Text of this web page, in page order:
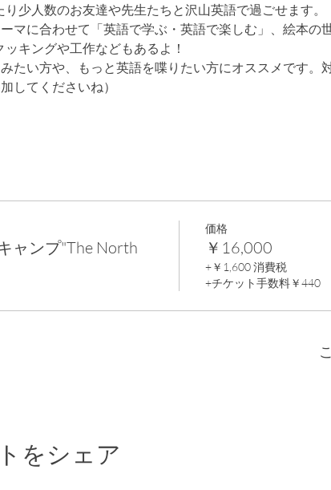
少人数のお友達や先生たちと沢山英語で過ごせます。
マに合わせて「英語で学ぶ・英語で楽しむ」、絵本の
ッキングや工作などもあるよ！
たい方や、もっと英語を喋りたい方にオススメです。
してくださいね）
ャンプ"The North
価格
￥16,000
+￥1,600 消費税
+チケット手数料￥440
をシェア